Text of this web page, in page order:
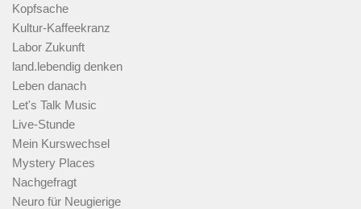
Kopfsache
Kultur-Kaffeekranz
Labor Zukunft
land.lebendig denken
Leben danach
Let's Talk Music
Live-Stunde
Mein Kurswechsel
Mystery Places
Nachgefragt
Neuro für Neugierige